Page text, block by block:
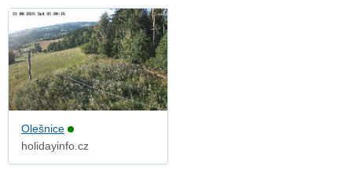
Olešnice
holidayinfo.cz